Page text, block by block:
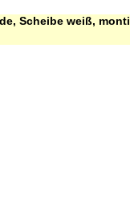
Scheibe weiß,